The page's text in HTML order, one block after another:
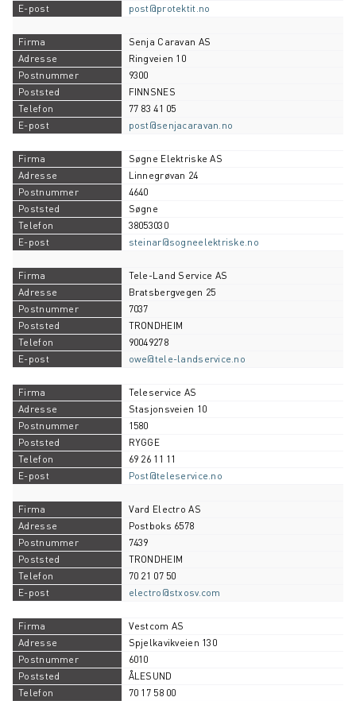
post@protektit.no
Senja Caravan AS
Ringveien 10
9300
FINNSNES
77 83 41 05
post@senjacaravan.no
Søgne Elektriske AS
Linnegrøvan 24
4640
Søgne
38053030
steinar@sogneelektriske.no
Tele-Land Service AS
Bratsbergvegen 25
7037
TRONDHEIM
90049278
owe@tele-landservice.no
Teleservice AS
Stasjonsveien 10
1580
RYGGE
69 26 11 11
Post@teleservice.no
Vard Electro AS
Postboks 6578
7439
TRONDHEIM
70 21 07 50
electro@stxosv.com
Vestcom AS
Spjelkavikveien 130
6010
ÅLESUND
70 17 58 00